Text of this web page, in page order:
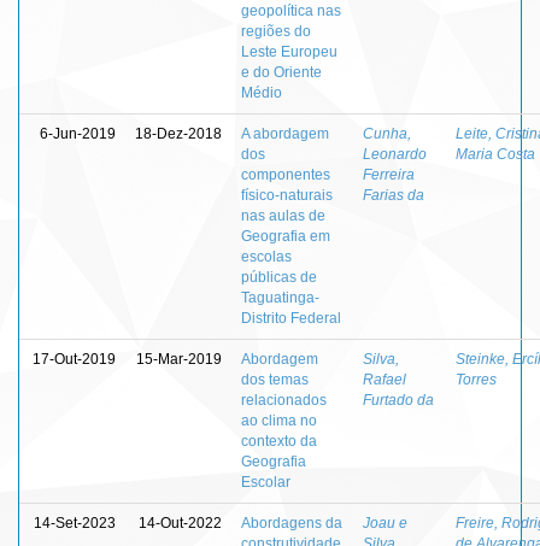
geopolítica nas
regiões do
Leste Europeu
e do Oriente
Médio
6-Jun-2019 18-Dez-2018
A abordagem
dos
componentes
físico-naturais
nas aulas de
Geografia em
escolas
públicas de
Taguatinga-
Distrito Federal
Cunha,
Leonardo
Ferreira
Farias da
Leite,
Maria Costa
17-Out-2019 15-Mar-2019
Abordagem
dos temas
relacionados
ao clima no
contexto da
Geografia
Escolar
Silva,
Rafael
Furtado da
Steinke,
Torres
14-Set-2023 14-Out-2022
Abordagens da
Joau e
Freire,